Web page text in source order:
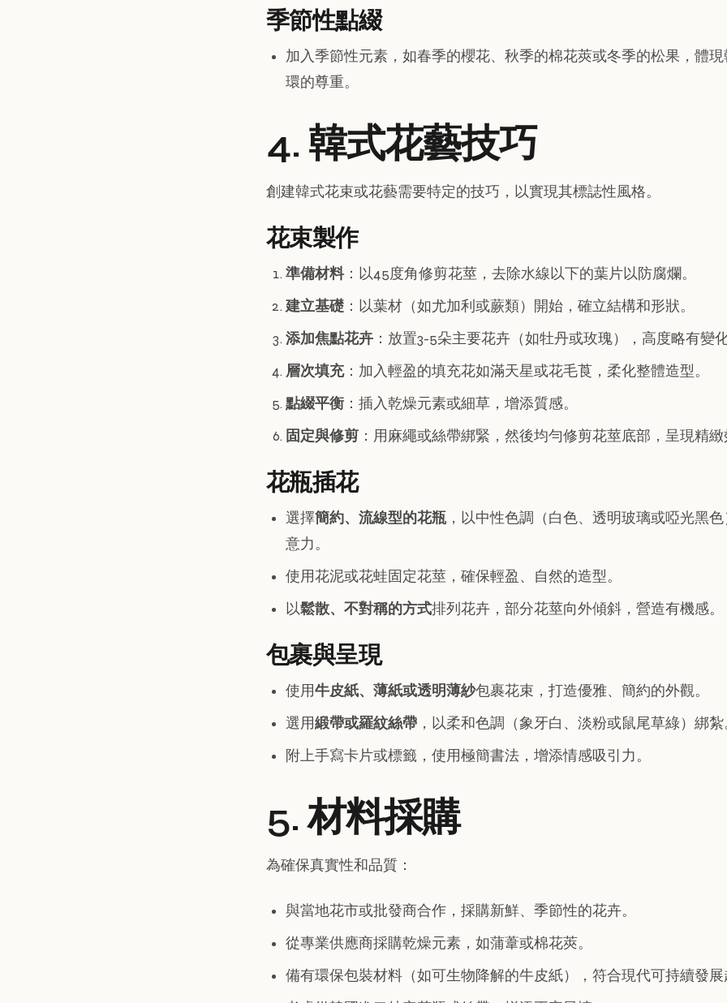
季節性點綴
加入季節性元素，如春季的櫻花、秋季的棉花莢或冬季的松果，體
環的尊重。
4. 韓式花藝技巧
創建韓式花束或花藝需要特定的技巧，以實現其標誌性風格。
花束製作
準備材料：以45度角修剪花莖，去除水線以下的葉片以防腐爛。
建立基礎 ：以葉材（如尤加利或蕨類）開始，確立結構和形狀。
添加焦點花卉 ：放置3-5朵主要花卉（如牡丹或玫瑰），高度略有變
層次填充：加入輕盈的填充花如滿天星或花毛莨，柔化整體造型。
點綴平衡 ：插入乾燥元素或細草，增添質感。
固定與修剪 ：用麻繩或絲帶綁緊，然後均勻修剪花莖底部，呈現精緻
花瓶插花
選擇簡約、流線型的花瓶 ，以中性色調（白色、透明玻璃或啞光黑
意力。
使用花泥或花蛙固定花莖，確保輕盈、自然的造型。
以鬆散、不對稱的方式排列花卉，部分花莖向外傾斜，營造有機感。
包裹與呈現
使用牛皮紙、薄紙或透明薄紗包裹花束，打造優雅、簡約的外觀。
選用緞帶或羅紋絲帶 ，以柔和色調（象牙白、淡粉或鼠尾草綠）綁紮
附上手寫卡片或標籤，使用極簡書法，增添情感吸引力。
5. 材料採購
為確保真實性和品質：
與當地花市或批發商合作，採購新鮮、季節性的花卉。
從專業供應商採購乾燥元素，如蒲葦或棉花莢。
備有環保包裝材料（如可生物降解的牛皮紙），符合現代可持續發展